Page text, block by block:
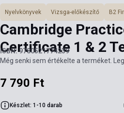
Nyelvkönyvek Vizsga-előkészítő B2
Cambridge
Certificate 1 & 2
ISBN: 9780521774239
Még senki sem értékelte a terméket.
7 790 Ft
Készlet: 1-10 darab